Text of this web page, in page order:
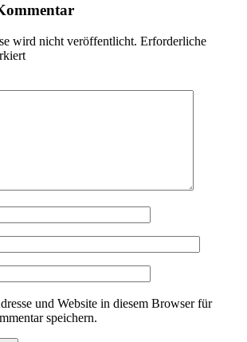
wird nicht veröffentlicht. Erforderliche
und Website in diesem Browser für
speichern.